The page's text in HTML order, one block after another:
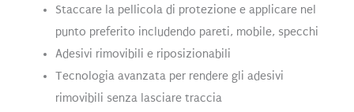
Staccare la pellicola di protezione e applicare nel
punto preferito includendo pareti, mobile, specchi
Adesivi rimovibili e riposizionabili
Tecnologia avanzata per rendere gli adesivi
rimovibili senza lasciare traccia